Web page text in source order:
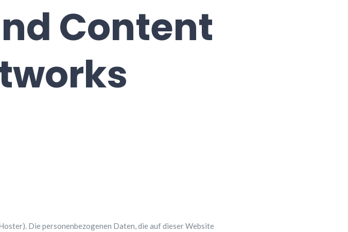
Content
Die personenbezogenen Daten, die auf dieser Website